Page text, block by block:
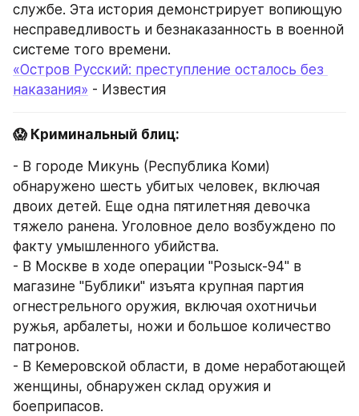
службе. Эта история демонстрирует вопиющую
несправедливость и безнаказанность в военной
системе того времени.
«Остров Русский: преступление осталось без
наказания» - Известия
😱 Криминальный блиц:
- В городе Микунь (Республика Коми)
обнаружено шесть убитых человек, включая
двоих детей. Еще одна пятилетняя девочка
тяжело ранена. Уголовное дело возбуждено по
факту умышленного убийства.
- В Москве в ходе операции "Розыск-94" в
магазине "Бублики" изъята крупная партия
огнестрельного оружия, включая охотничьи
ружья, арбалеты, ножи и большое количество
патронов.
- В Кемеровской области, в доме неработающей
женщины, обнаружен склад оружия и
боеприпасов.